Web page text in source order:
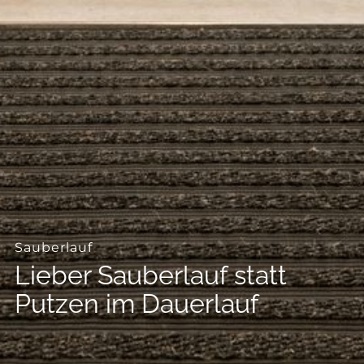
--
Sauberlauf
Lieber Sauberlauf statt
Putzen im Dauerlauf